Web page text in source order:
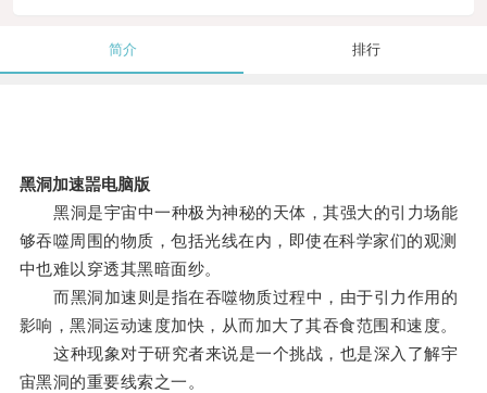
简介 排行
黑洞加速噐电脑版
黑洞是宇宙中一种极为神秘的天体，其强大的引力场能
够吞噬周围的物质，包括光线在内，即使在科学家们的观测
中也难以穿透其黑暗面纱。
而黑洞加速则是指在吞噬物质过程中，由于引力作用的
影响，黑洞运动速度加快，从而加大了其吞食范围和速度。
这种现象对于研究者来说是一个挑战，也是深入了解宇
宙黑洞的重要线索之一。